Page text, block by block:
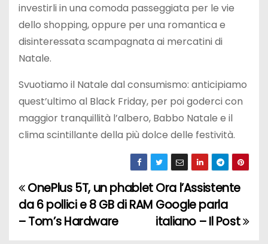
investirli in una comoda passeggiata per le vie
dello shopping, oppure per una romantica e
disinteressata scampagnata ai mercatini di
Natale.
Svuotiamo il Natale dal consumismo: anticipiamo
quest’ultimo al Black Friday, per poi goderci con
maggior tranquillità l’albero, Babbo Natale e il
clima scintillante della più dolce delle festività.
N
a
Ora l’Assistente
Google parla
italiano – Il Post
OnePlus 5T, un phablet
da 6 pollici e 8 GB di RAM
– Tom’s Hardware